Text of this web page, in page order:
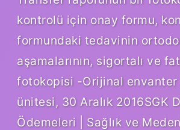
kontrolü için onay formu,
formundaki tedavinin
aşamalarının, sigortalı ve
fotokopisi -Orijinal envanter
ünitesi, 30 Aralık 2016SGK
Ödemeleri | Sağlık ve